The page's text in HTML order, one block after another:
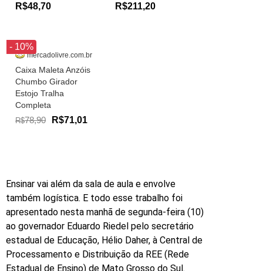
R$48,70 R$211,20
- 10%
mercadolivre.com.br
Caixa Maleta Anzóis
Chumbo Girador
Estojo Tralha
Completa
R$78,90 R$71,01
Ensinar vai além da sala de aula e envolve
também logística. E todo esse trabalho foi
apresentado nesta manhã de segunda-feira (10)
ao governador Eduardo Riedel pelo secretário
estadual de Educação, Hélio Daher, à Central de
Processamento e Distribuição da REE (Rede
Estadual de Ensino) de Mato Grosso do Sul.